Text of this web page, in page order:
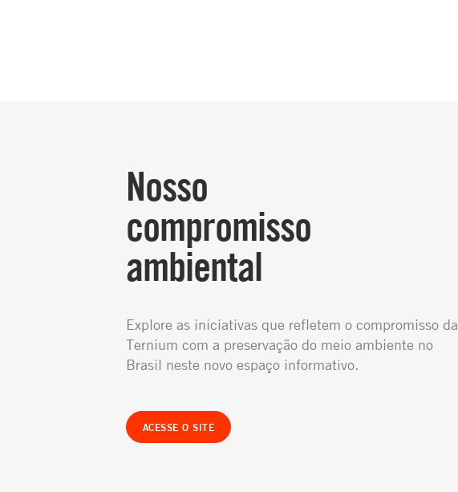
Nosso
compromisso
ambiental
Explore as iniciativas que refletem o compromisso da
Ternium com a preservação do meio ambiente no
Brasil neste novo espaço informativo.
ACESSE O SITE